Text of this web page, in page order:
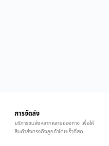
การจัดส่ง
บริการขนส่งหลากหลายช่องทาง เพื่อให้
สินค้าส่งตรงถึงลูกค้าโดยเร็วที่สุด